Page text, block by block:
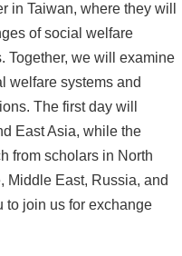
in Taiwan, where they will
of social welfare
Together, we will examine
welfare systems and
The first day will
East Asia, while the
from scholars in North
Middle East, Russia, and
to join us for exchange